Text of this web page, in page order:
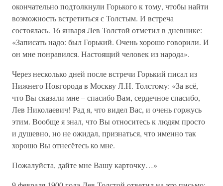
окончательно подтолкнули Горького к тому, чтобы найти
возможность встретиться с Толстым. И встреча
состоялась. 16 января Лев Толстой отметил в дневнике:
«Записать надо: был Горький. Очень хорошо говорили. И
он мне понравился. Настоящий человек из народа».
Через несколько дней после встречи Горький писал из
Нижнего Новгорода в Москву Л.Н. Толстому: «За всё,
что Вы сказали мне – спасибо Вам, сердечное спасибо,
Лев Николаевич! Рад я, что видел Вас, и очень горжусь
этим. Вообще я знал, что Вы относитесь к людям просто
и душевно, но не ожидал, признаться, что именно так
хорошо Вы отнесётесь ко мне.
Пожалуйста, дайте мне Вашу карточку…»